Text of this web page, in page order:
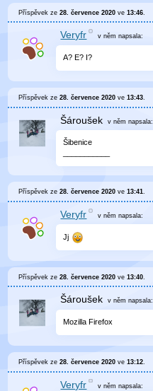
Příspěvek ze28. července 2020 ve13:46
Veryfr v němnapsala:
A? E? I?
Příspěvek ze28. července 2020 ve13:43
Šároušek v něm napsala:
Šibenice
Příspěvek ze28. července 2020 ve13:41.
Veryfr v němnapsala:
Jj
Příspěvek ze28. července 2020 ve13:40
Šároušek v něm napsala:
Mozilla Firefox
Příspěvek ze28. července 2020 ve13:12
Veryfr v němnapsala: